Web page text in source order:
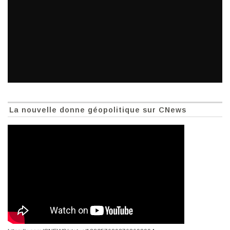
La nouvelle donne géopolitique sur CNews